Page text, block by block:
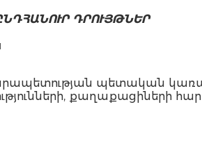
ԴՐՈՒՅԹՆԵՐ
պետական
քաղաքացիների